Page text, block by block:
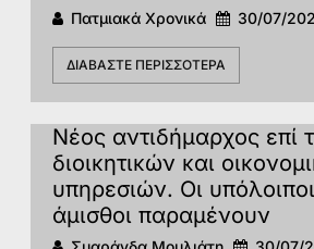
Πατμιακά Χρονικά 30/07/
ΔΙΑΒΆΣΤΕ ΠΕΡΙΣΣΌΤΕΡΑ
Νέος αντιδήμαρχος επί
διοικητικών και
υπηρεσιών. Οι
άμισθοι παραμένουν